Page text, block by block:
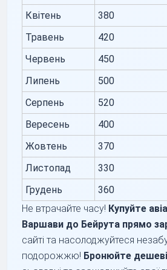
Квітень
380
Травень
420
Червень
450
Липень
500
Серпень
520
Вересень
400
Жовтень
370
Листопад
330
Грудень
360
Не втрачайте часу! Купуйте
Варшави до Бейрута прямо
сайті та насолоджуйтеся
подорожжю! Бронюйте